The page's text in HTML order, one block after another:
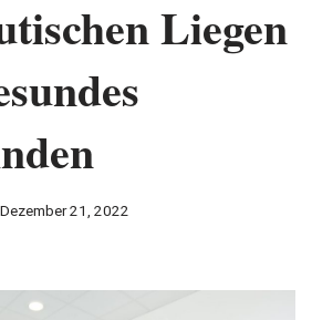
Liegen
Dezember 21, 2022